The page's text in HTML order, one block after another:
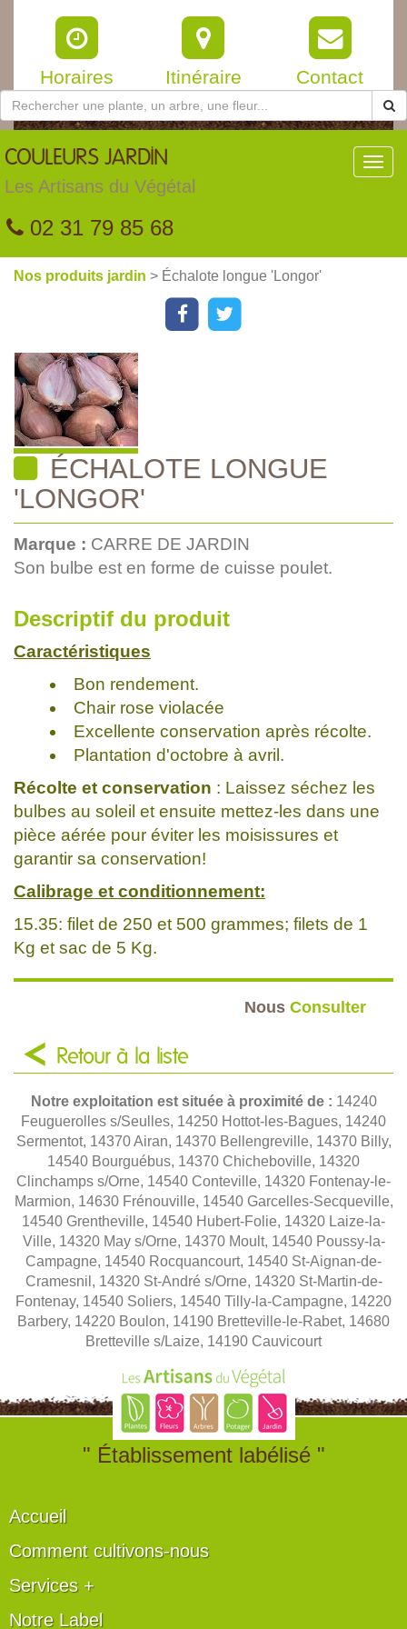
Horaires Itinéraire Contact
COULEURS JARDIN
Les Artisans du Végétal
02 31 79 85 68
Nos produits jardin > Échalote longue 'Longor'
ÉCHALOTE LONGUE
'LONGOR'
Marque : CARRE DE JARDIN
Son bulbe est en forme de cuisse poulet.
Descriptif du produit
Caractéristiques
Bon rendement.
Chair rose violacée
Excellente conservation après récolte.
Plantation d'octobre à avril.
Récolte et conservation : Laissez séchez les
bulbes au soleil et ensuite mettez-les dans une
pièce aérée pour éviter les moisissures et
garantir sa conservation!
Calibrage et conditionnement:
15.35: filet de 250 et 500 grammes; filets de 1
Kg et sac de 5 Kg.
Nous Consulter
Retour à la liste
Notre exploitation est située à proximité de : 14240
Feuguerolles s/Seulles, 14250 Hottot-les-Bagues, 14240
Sermentot, 14370 Airan, 14370 Bellengreville, 14370 Billy,
14540 Bourguébus, 14370 Chicheboville, 14320
Clinchamps s/Orne, 14540 Conteville, 14320 Fontenay-le-
Marmion, 14630 Frénouville, 14540 Garcelles-Secqueville,
14540 Grentheville, 14540 Hubert-Folie, 14320 Laize-la-
Ville, 14320 May s/Orne, 14370 Moult, 14540 Poussy-la-
Campagne, 14540 Rocquancourt, 14540 St-Aignan-de-
Cramesnil, 14320 St-André s/Orne, 14320 St-Martin-de-
Fontenay, 14540 Soliers, 14540 Tilly-la-Campagne, 14220
Barbery, 14220 Boulon, 14190 Bretteville-le-Rabet, 14680
Bretteville s/Laize, 14190 Cauvicourt
" Établissement labélisé "
Accueil
Comment cultivons-nous
Services +
Notre Label